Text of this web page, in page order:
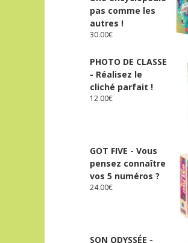
pas comme les
autres !
30.00€
PHOTO DE CLASSE
- Réalisez le
cliché parfait !
12.00€
GOT FIVE - Vous
pensez connaître
vos 5 numéros ?
24.00€
SON ODYSSÉE -